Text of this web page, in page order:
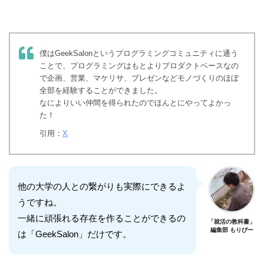
僕はGeekSalonというプログラミングコミュニティに通う
ことで、プログラミングはもとよりプロダクトベースなの
で企画、営業、マケリサ、プレゼンなどモノづくりのほぼ
全部を経験することができました。
なによりいい仲間を得られたのでほんとにやってよかっ
た！
引用： X
他の大学の人との繋がりも実際にできるよ
うですね。
一緒に頑張れる存在を作ることができるの
は「GeekSalon」だけです。
「就活の教科書」
編集部 もりぴー